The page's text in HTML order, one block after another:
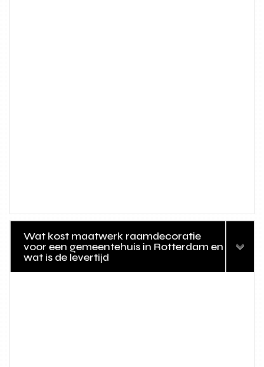
Wat kost maatwerk raamdecoratie
voor een gemeentehuis in Rotterdam en
wat is de levertijd